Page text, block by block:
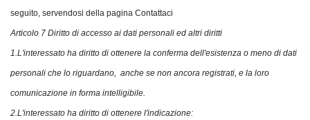
seguito, servendosi della pagina Contattaci
Articolo 7 Diritto di accesso ai dati personali ed altri diritti
1.L'interessato ha diritto di ottenere la conferma dell'esistenza o meno di dati
personali che lo riguardano, anche se non ancora registrati, e la loro
comunicazione in forma intelligibile.
2.L'interessato ha diritto di ottenere l'indicazione: